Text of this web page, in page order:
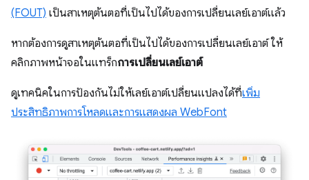
(FOUT) เป็นสาเหตุต้นตอที่เป็นไปได้ของการเปลี่ยนเลย์เอาต์แล้ว
หากต้องการดูสาเหตุต้นตอที่เป็นไปได้ของการเปลี่ยนเลย์เอาต์ ให้
คลิกภาพหน้าจอในแทร็กการเปลี่ยนเลย์เอาต์
ดูเทคนิคในการป้องกันไม่ให้เลย์เอาต์เปลี่ยนแปลงได้ที่เพิ่ม
ประสิทธิภาพการโหลดและการแสดงผล WebFont